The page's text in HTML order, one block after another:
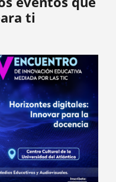
ti